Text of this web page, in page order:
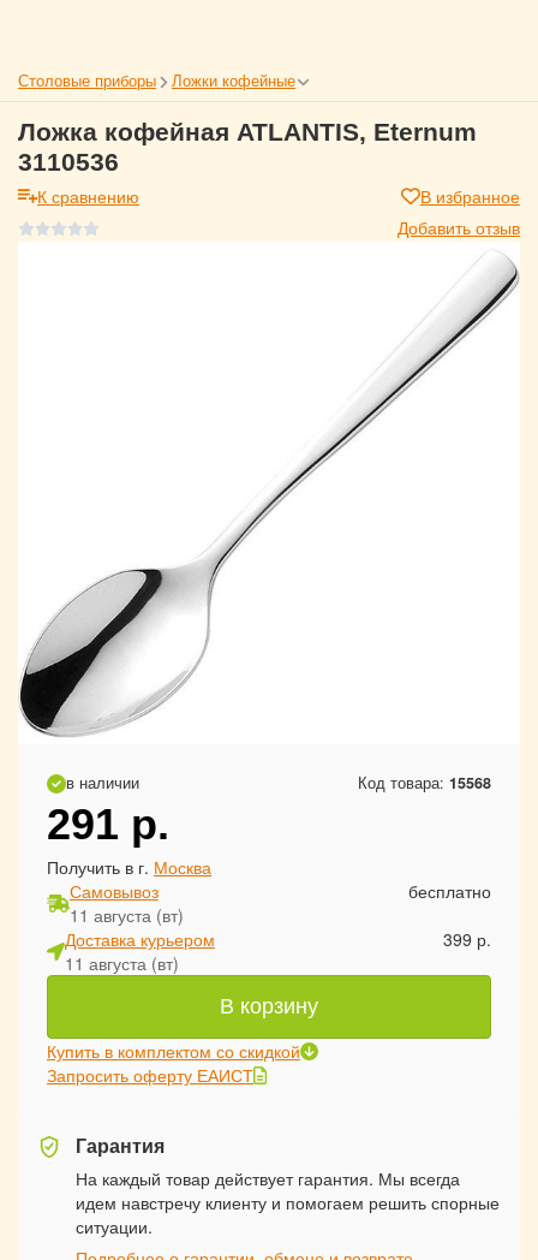
Столовые приборы Ложки кофейные
Ложка кофейная ATLANTIS, Eternum
3110536
К сравнению
В избранное
Добавить отзыв
в наличии Код товара: 15568
291 р.
Получить в г. Москва
Самовывоз
11 августа (вт)
бесплатно
Доставка курьером
11 августа (вт)
399 р.
В корзину
Купить в комплектом со скидкой
Запросить оферту ЕАИСТ
Гарантия
На каждый товар действует гарантия. Мы всегда
идем навстречу клиенту и помогаем решить спорные
ситуации.